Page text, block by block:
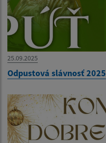
25.09.2025
Odpustová slávnosť 2025